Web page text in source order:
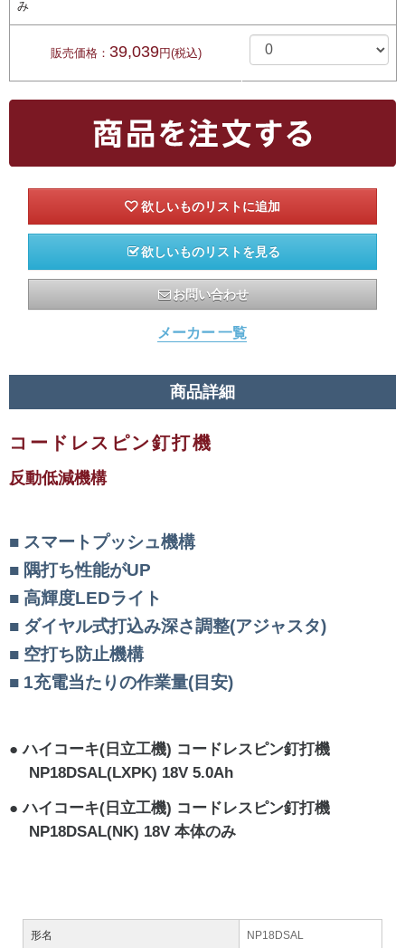
み
販売価格： 39,039円(税込)
欲しいものリストを見る
お問い合わせ
メーカー 一覧
商品詳細
コードレスピン釘打機
反動低減機構
スマートプッシュ機構
隅打ち性能がUP
高輝度LEDライト
ダイヤル式打込み深さ調整(アジャスタ)
空打ち防止機構
1充電当たりの作業量(目安)
ハイコーキ(日立工機) コードレスピン釘打機
NP18DSAL(LXPK) 18V 5.0Ah
ハイコーキ(日立工機) コードレスピン釘打機
NP18DSAL(NK) 18V 本体のみ
形名 NP18DSAL